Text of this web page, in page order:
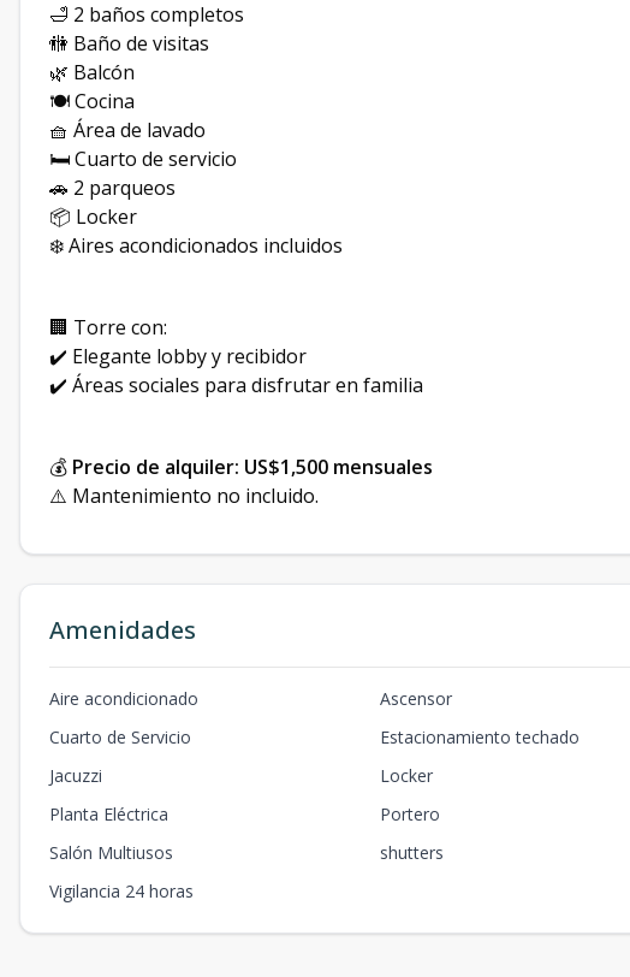
🛁 2 baños completos
🚻 Baño de visitas
🌿 Balcón
🍽️ Cocina
🧺 Área de lavado
🛏️ Cuarto de servicio
🚗 2 parqueos
📦 Locker
❄️ Aires acondicionados incluidos
🏢 Torre con:
✔️ Elegante lobby y recibidor
✔️ Áreas sociales para disfrutar en familia
💰 Precio de alquiler: US$1,500 mensuales
⚠️ Mantenimiento no incluido.
Amenidades
Aire acondicionado Ascensor
Cuarto de Servicio
Estacionamiento techado
Jacuzzi
Locker
Planta Eléctrica
Portero
Salón Multiusos
shutters
Vigilancia 24 horas